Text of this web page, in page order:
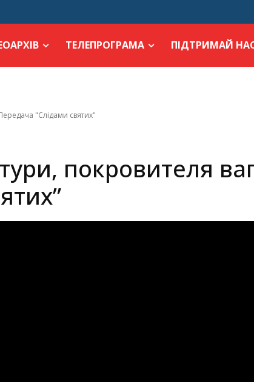
ТЕЛЕПРОГРАМА ПІДТРИМАЙ
"Слідами святих"
покровителя